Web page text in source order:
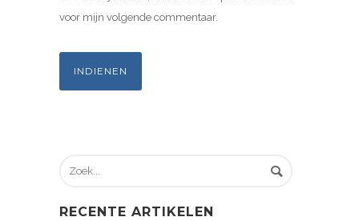
voor mijn volgende commentaar.
RECENTE ARTIKELEN